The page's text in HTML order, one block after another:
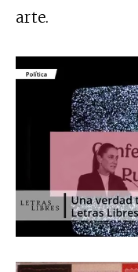
arte.